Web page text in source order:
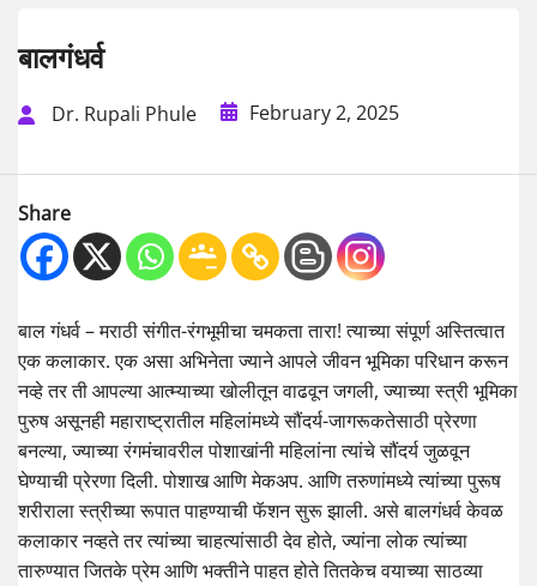
बालगंधर्व
Dr. Rupali Phule February 2, 2025
Share
बाल गंधर्व – मराठी संगीत-रंगभूमीचा चमकता तारा! त्याच्या संपूर्ण अस्तित्वात
एक कलाकार. एक असा अभिनेता ज्याने आपले जीवन भूमिका परिधान करून
नव्हे तर ती आपल्या आत्म्याच्या खोलीतून वाढवून जगली, ज्याच्या स्त्री भूमिका
पुरुष असूनही महाराष्ट्रातील महिलांमध्ये सौंदर्य-जागरूकतेसाठी प्रेरणा
बनल्या, ज्याच्या रंगमंचावरील पोशाखांनी महिलांना त्यांचे सौंदर्य जुळवून
घेण्याची प्रेरणा दिली. पोशाख आणि मेकअप. आणि तरुणांमध्ये त्यांच्या पुरूष
शरीराला स्त्रीच्या रूपात पाहण्याची फॅशन सुरू झाली. असे बालगंधर्व केवळ
कलाकार नव्हते तर त्यांच्या चाहत्यांसाठी देव होते, ज्यांना लोक त्यांच्या
तारुण्यात जितके प्रेम आणि भक्तीने पाहत होते तितकेच वयाच्या साठव्या